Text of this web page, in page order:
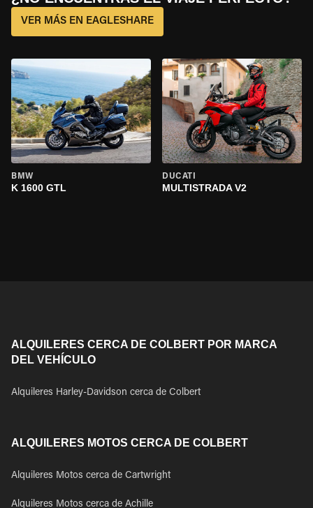
VER MÁS EN EAGLESHARE
BMW
K 1600 GTL
DUCATI
MULTISTRADA V2
ALQUILERES CERCA DE COLBERT POR MARCA
DEL VEHÍCULO
Alquileres Harley-Davidson cerca de Colbert
ALQUILERES MOTOS CERCA DE COLBERT
Alquileres Motos cerca de Cartwright
Alquileres Motos cerca de Achille